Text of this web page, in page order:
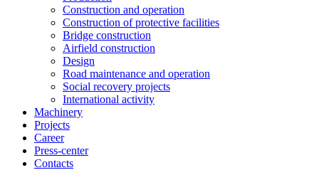
Construction and operation
Construction of protective facilities
Bridge construction
Airfield construction
Design
Road maintenance and operation
Social recovery projects
International activity
Machinery
Projects
Career
Press-center
Contacts